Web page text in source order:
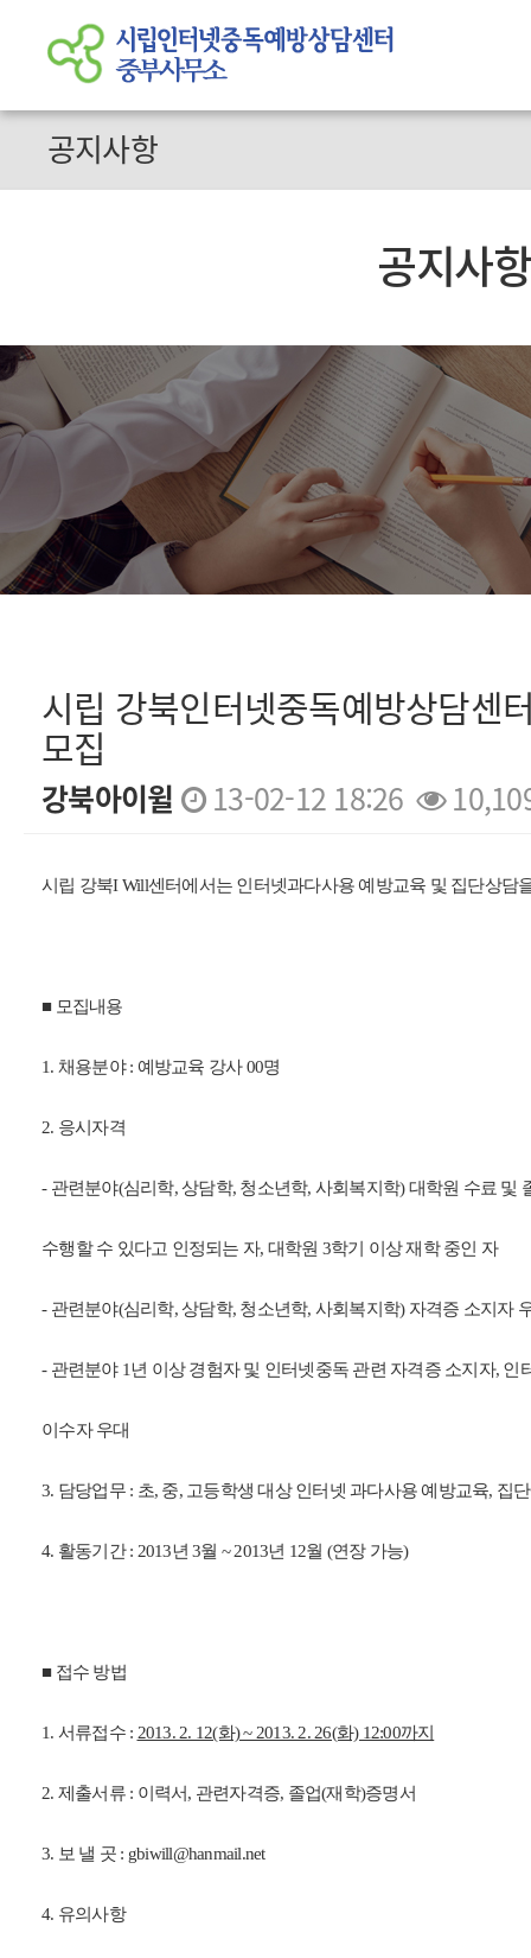
공지사항
공지사
시립 강북인터넷중독예방상담센
모집
강북아이윌 13-02-12 18:26
본문
시립 강북I Will센터에서는 인터넷과다사용 예방교육 및 집단상담
■ 모집내용
1. 채용분야 : 예방교육 강사 00명
2. 응시자격
- 관련분야(심리학, 상담학, 청소년학, 사회복지학) 대학원 수료 및
수행할 수 있다고 인정되는 자, 대학원 3학기 이상 재학 중인 자
- 관련분야(심리학, 상담학, 청소년학, 사회복지학) 자격증 소지자
- 관련분야 1년 이상 경험자 및 인터넷중독 관련 자격증 소지자, 인
이수자 우대
3. 담당업무 : 초, 중, 고등학생 대상 인터넷 과다사용 예방교육, 집
4. 활동기간 : 2013년 3월 ~ 2013년 12월 (연장 가능)
■ 접수 방법
1. 서류접수 : 2013. 2. 12(화) ~ 2013. 2. 26(화) 12:00까지
2. 제출서류 : 이력서, 관련자격증, 졸업(재학)증명서
3. 보 낼 곳 : gbiwill@hanmail.net
4. 유의사항